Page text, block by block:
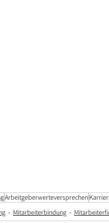
Arbeitgeberwerteversprechen
Mitarbeiterbindung